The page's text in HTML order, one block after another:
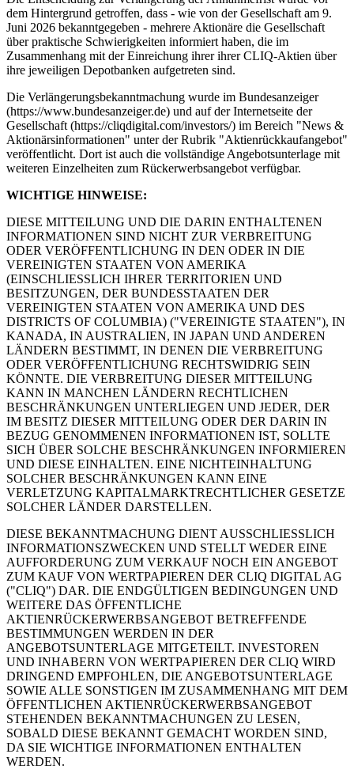
dem Hintergrund getroffen, dass - wie von der Gesellschaft am 9.
Juni 2026 bekanntgegeben - mehrere Aktionäre die Gesellschaft
über praktische Schwierigkeiten informiert haben, die im
Zusammenhang mit der Einreichung ihrer ihrer CLIQ-Aktien über
ihre jeweiligen Depotbanken aufgetreten sind.
Die Verlängerungsbekanntmachung wurde im Bundesanzeiger
(https://www.bundesanzeiger.de) und auf der Internetseite der
Gesellschaft (https://cliqdigital.com/investors/) im Bereich "News &
Aktionärsinformationen" unter der Rubrik "Aktienrückkaufangebot"
veröffentlicht. Dort ist auch die vollständige Angebotsunterlage mit
weiteren Einzelheiten zum Rückerwerbsangebot verfügbar.
WICHTIGE HINWEISE:
DIESE MITTEILUNG UND DIE DARIN ENTHALTENEN
INFORMATIONEN SIND NICHT ZUR VERBREITUNG
ODER VERÖFFENTLICHUNG IN DEN ODER IN DIE
VEREINIGTEN STAATEN VON AMERIKA
(EINSCHLIESSLICH IHRER TERRITORIEN UND
BESITZUNGEN, DER BUNDESSTAATEN DER
VEREINIGTEN STAATEN VON AMERIKA UND DES
DISTRICTS OF COLUMBIA) ("VEREINIGTE STAATEN"), IN
KANADA, IN AUSTRALIEN, IN JAPAN UND ANDEREN
LÄNDERN BESTIMMT, IN DENEN DIE VERBREITUNG
ODER VERÖFFENTLICHUNG RECHTSWIDRIG SEIN
KÖNNTE. DIE VERBREITUNG DIESER MITTEILUNG
KANN IN MANCHEN LÄNDERN RECHTLICHEN
BESCHRÄNKUNGEN UNTERLIEGEN UND JEDER, DER
IM BESITZ DIESER MITTEILUNG ODER DER DARIN IN
BEZUG GENOMMENEN INFORMATIONEN IST, SOLLTE
SICH ÜBER SOLCHE BESCHRÄNKUNGEN INFORMIEREN
UND DIESE EINHALTEN. EINE NICHTEINHALTUNG
SOLCHER BESCHRÄNKUNGEN KANN EINE
VERLETZUNG KAPITALMARKTRECHTLICHER GESETZE
SOLCHER LÄNDER DARSTELLEN.
DIESE BEKANNTMACHUNG DIENT AUSSCHLIESSLICH
INFORMATIONSZWECKEN UND STELLT WEDER EINE
AUFFORDERUNG ZUM VERKAUF NOCH EIN ANGEBOT
ZUM KAUF VON WERTPAPIEREN DER CLIQ DIGITAL AG
("CLIQ") DAR. DIE ENDGÜLTIGEN BEDINGUNGEN UND
WEITERE DAS ÖFFENTLICHE
AKTIENRÜCKERWERBSANGEBOT BETREFFENDE
BESTIMMUNGEN WERDEN IN DER
ANGEBOTSUNTERLAGE MITGETEILT. INVESTOREN
UND INHABERN VON WERTPAPIEREN DER CLIQ WIRD
DRINGEND EMPFOHLEN, DIE ANGEBOTSUNTERLAGE
SOWIE ALLE SONSTIGEN IM ZUSAMMENHANG MIT DEM
ÖFFENTLICHEN AKTIENRÜCKERWERBSANGEBOT
STEHENDEN BEKANNTMACHUNGEN ZU LESEN,
SOBALD DIESE BEKANNT GEMACHT WORDEN SIND,
DA SIE WICHTIGE INFORMATIONEN ENTHALTEN
WERDEN.